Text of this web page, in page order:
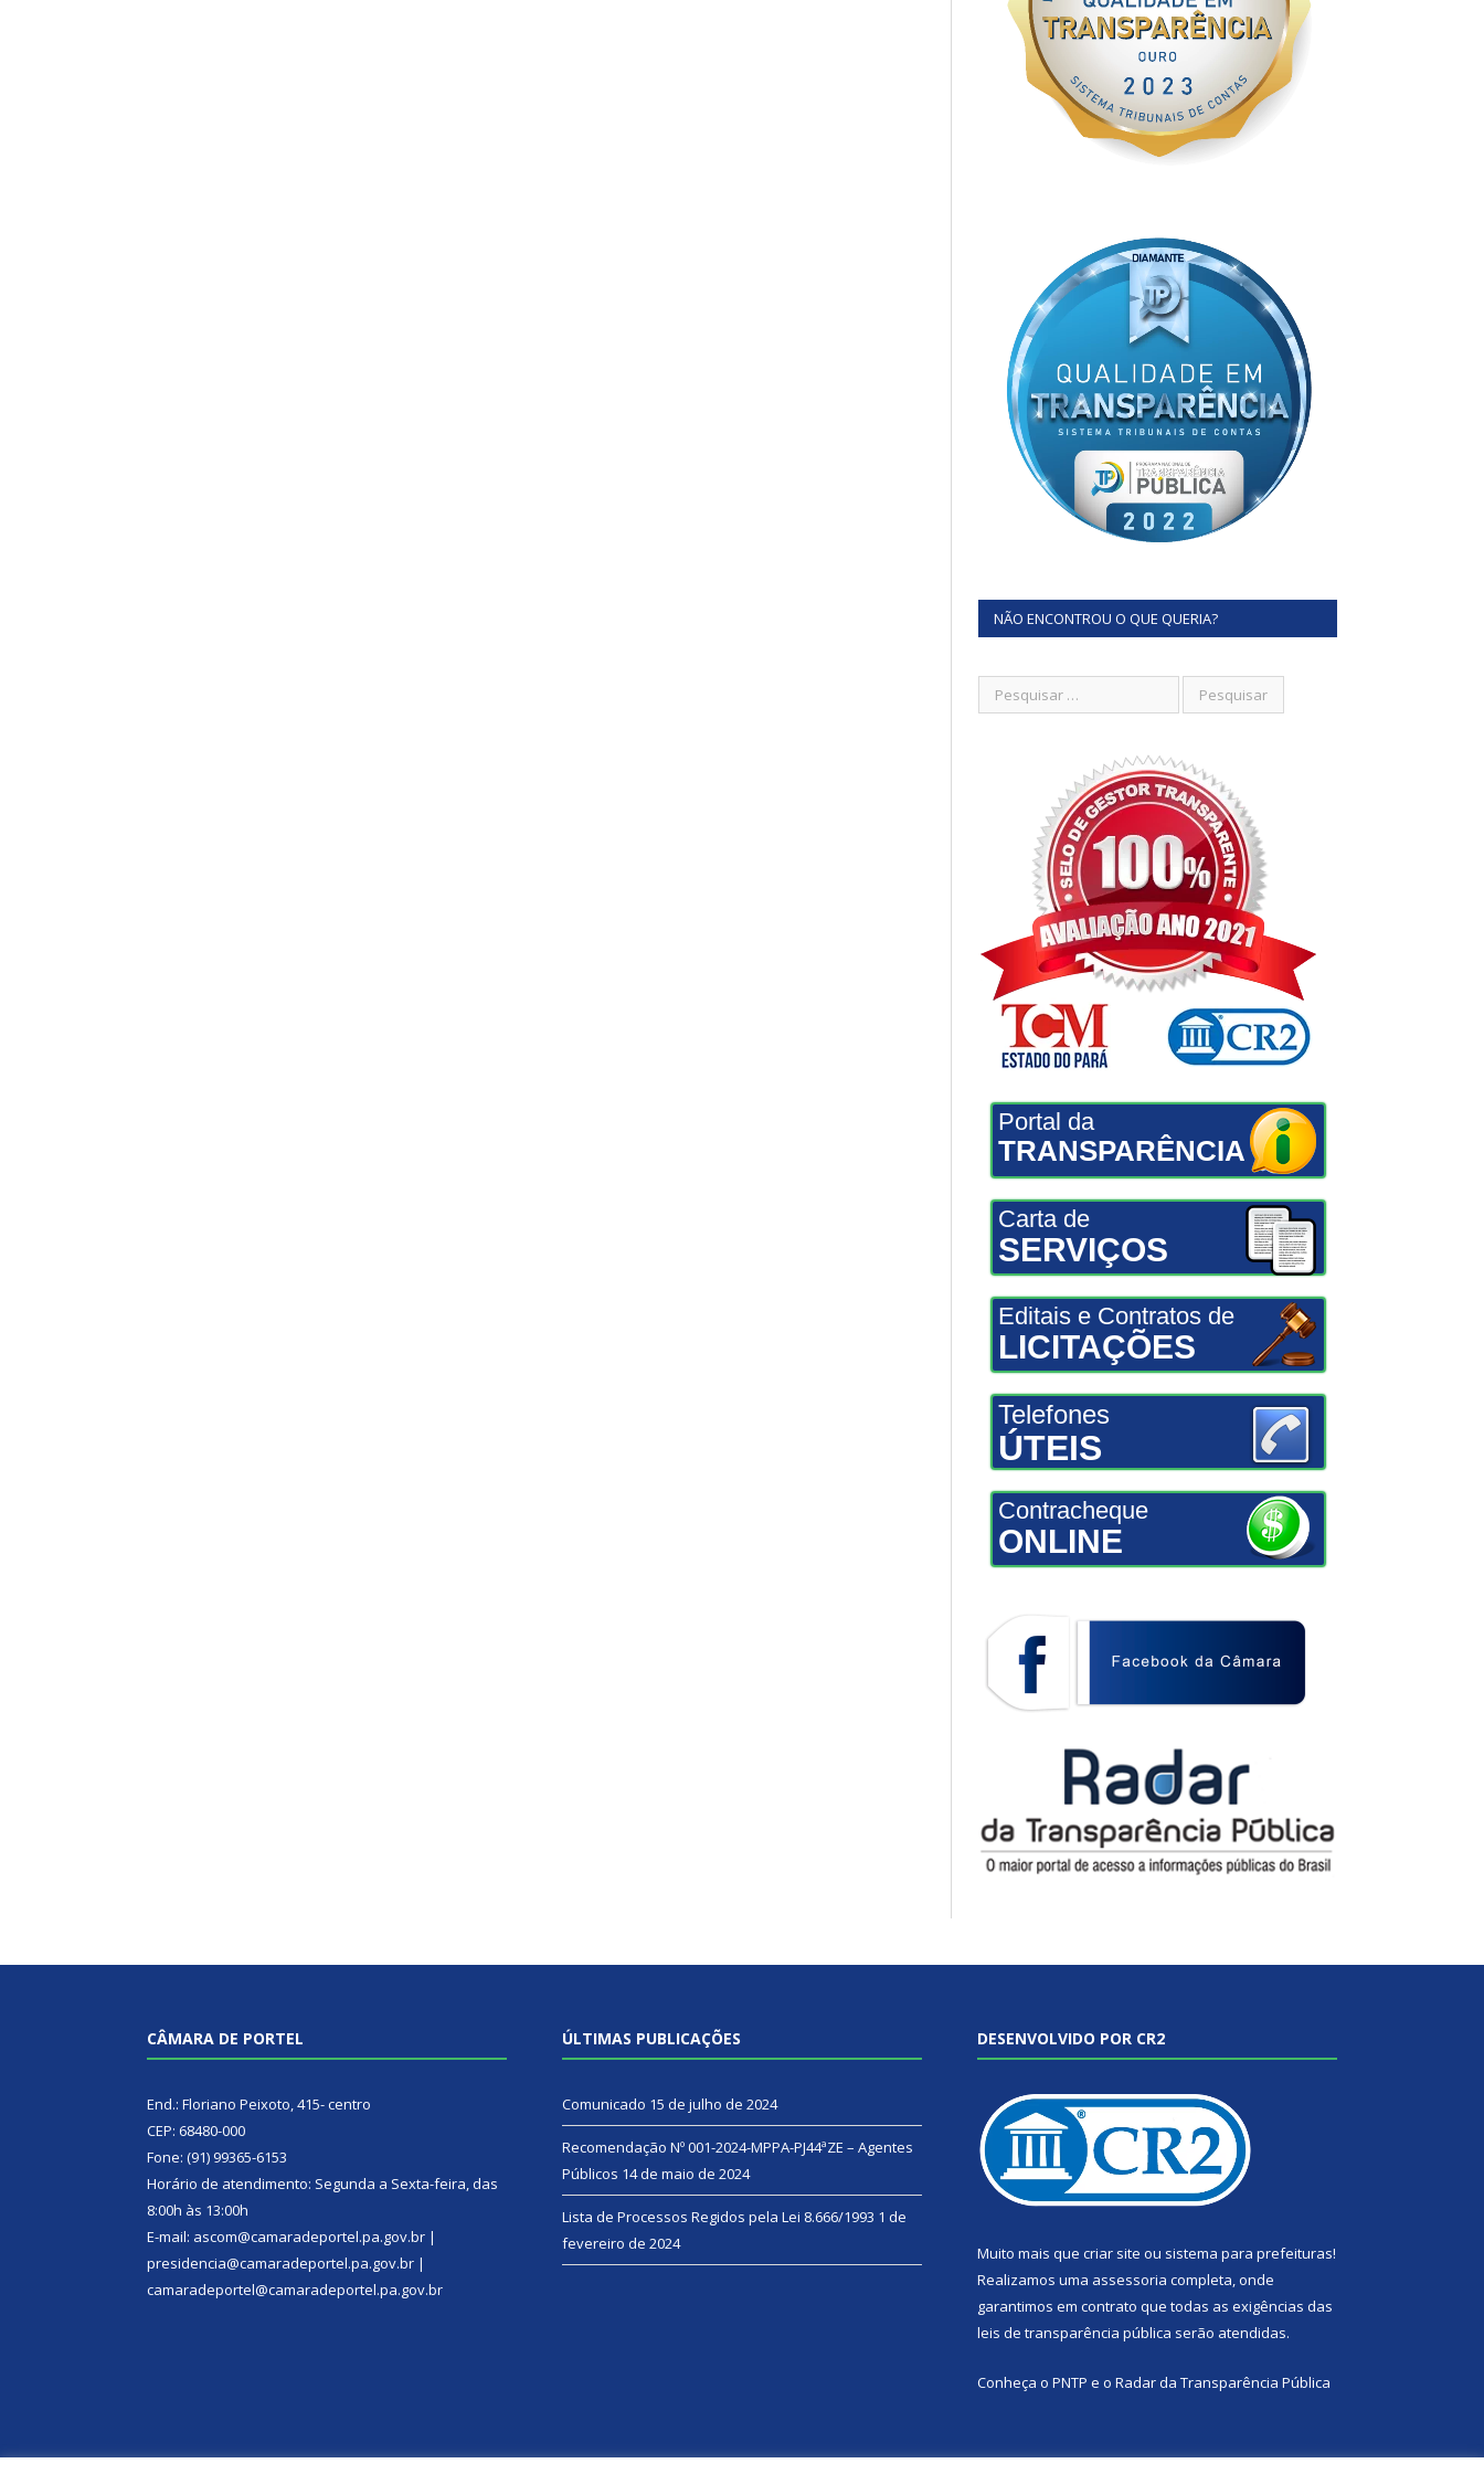
NÃO ENCONTROU O QUE QUERIA?
Portal da
TRANSPARÊNCIA
Carta de
SERVIÇOS
Editais e Contratos de
LICITAÇÕES
Telefones
ÚTEIS
Contracheque
ONLINE
CÂMARA DE PORTEL
End.: Floriano Peixoto, 415- centro
CEP: 68480-000
Fone: (91) 99365-6153
Horário de atendimento: Segunda a Sexta-feira, das
8:00h às 13:00h
E-mail: ascom@camaradeportel.pa.gov.br |
presidencia@camaradeportel.pa.gov.br |
camaradeportel@camaradeportel.pa.gov.br
ÚLTIMAS PUBLICAÇÕES
Comunicado 15 de julho de 2024
Recomendação Nº 001-2024-MPPA-PJ44ªZE – Agentes
Públicos 14 de maio de 2024
Lista de Processos Regidos pela Lei 8.666/1993 1 de
fevereiro de 2024
DESENVOLVIDO POR CR2
Muito mais que criar site ou sistema para prefeituras!
Realizamos uma assessoria completa, onde
garantimos em contrato que todas as exigências das
leis de transparência pública serão atendidas.
Conheça o PNTP e o Radar da Transparência Pública